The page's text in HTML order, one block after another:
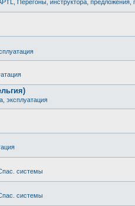
Перегоны, инструктора,
эксплуатация
системы
системы